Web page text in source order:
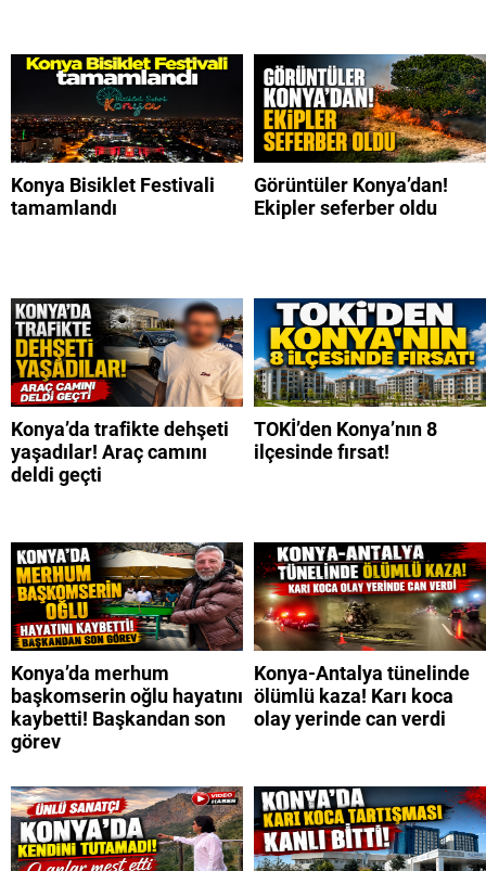
Konya Bisiklet Festivali
tamamlandı
Görüntüler Konya’dan!
Ekipler seferber oldu
Konya’da trafikte dehşeti
yaşadılar! Araç camını
deldi geçti
TOKİ’den Konya’nın 8
ilçesinde fırsat!
Konya’da merhum
başkomserin oğlu hayatını
kaybetti! Başkandan son
görev
Konya-Antalya tünelinde
ölümlü kaza! Karı koca
olay yerinde can verdi